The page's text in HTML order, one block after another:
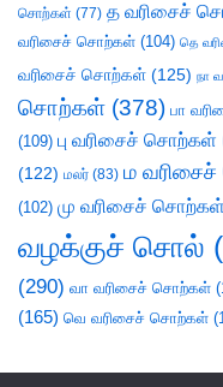
சொற்கள் (77) த வரிசைச்
வரிசைச் சொற்கள் (104) தெ
வரிசைச் சொற்கள் (125) நா
சொற்கள் (378) பா
(109) பு வரிசைச் சொற்கள்
(122) மலர் (83) ம
(102) மு வரிசைச் சொற்கள்
வழக்குச் சொல்
(290) வா வரிசைச் சொற்கள்
(165) வெ வரிசைச் சொற்கள்